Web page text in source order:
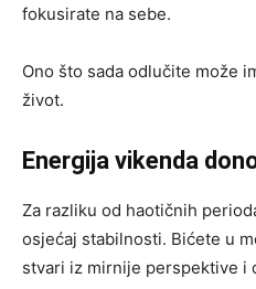
fokusirate na sebe.
Ono što sada odlučite može
život.
Energija vikenda
Za razliku od haotičnih
osjećaj stabilnosti. Bićete u
stvari iz mirnije perspektive i